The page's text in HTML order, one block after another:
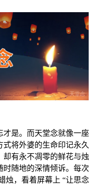
才是。而天堂念就像一座
将外婆的生命印记永久
却有永不凋零的鲜花与烛
随地的深情倾诉。每次
烛，看着屏幕上 “让思念